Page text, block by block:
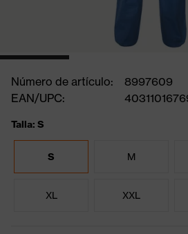
Número de artículo:
8997609
EAN/UPC:
Talla: S
S M
XL XXL